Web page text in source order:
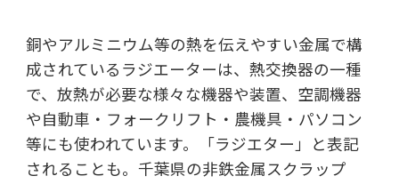
銅やアルミニウム等の熱を伝えやすい金属で構
成されているラジエーターは、熱交換器の一種
で、放熱が必要な様々な機器や装置、空調機器
や自動車・フォークリフト・農機具・パソコン
等にも使われています。「ラジエター」と表記
されることも。千葉県の非鉄金属スクラップ